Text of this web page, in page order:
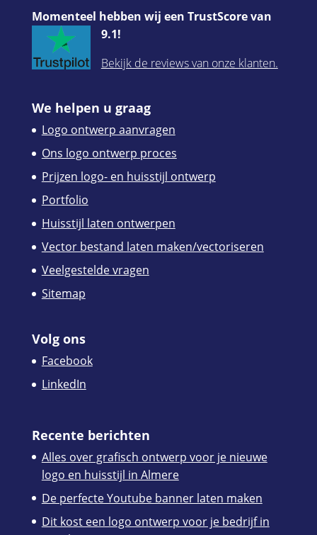
Momenteel hebben wij een TrustScore van
9.1!
Bekijk de reviews van onze klanten.
We helpen u graag
Logo ontwerp aanvragen
Ons logo ontwerp proces
Prijzen logo- en huisstijl ontwerp
Portfolio
Huisstijl laten ontwerpen
Vector bestand laten maken/vectoriseren
Veelgestelde vragen
Sitemap
Volg ons
Facebook
LinkedIn
Recente berichten
Alles over grafisch ontwerp voor je nieuwe
logo en huisstijl in Almere
De perfecte Youtube banner laten maken
Dit kost een logo ontwerp voor je bedrijf in